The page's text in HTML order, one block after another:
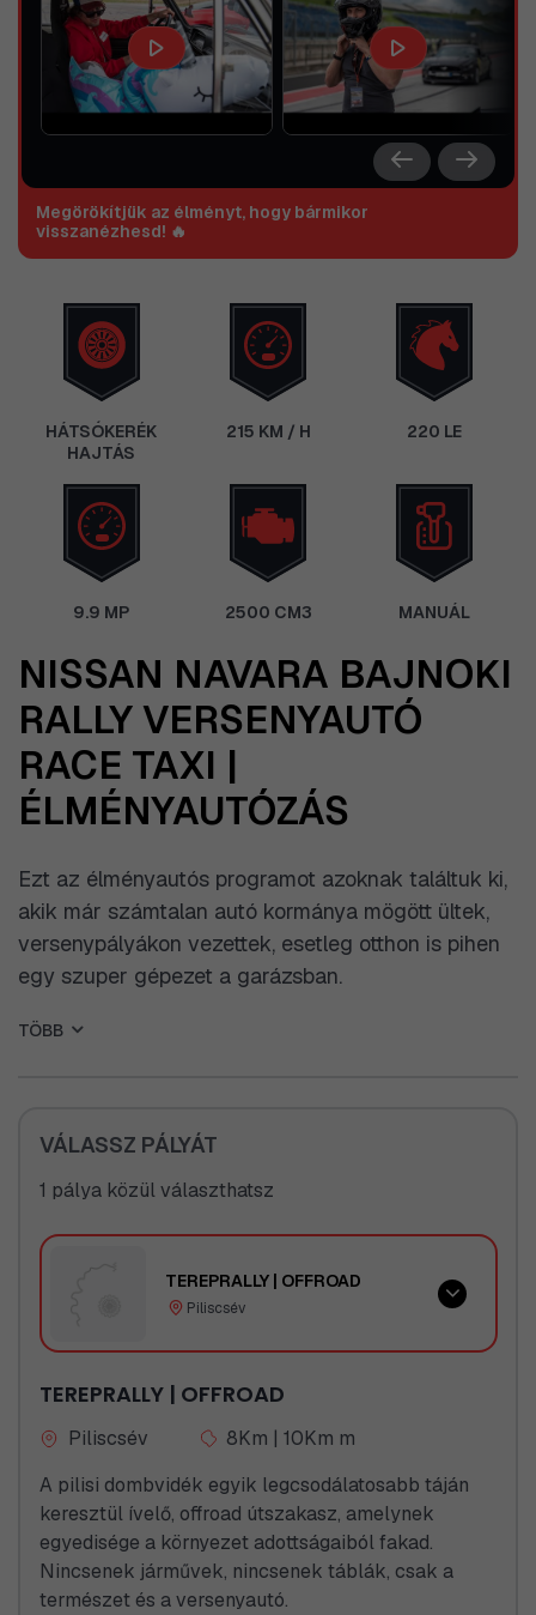
Megörökítjük az élményt, hogy bármikor
visszanézhesd! 🔥
HÁTSÓKERÉK
HAJTÁS
215 KM / H 220 LE
9.9 MP 2500 CM3 MANUÁL
NISSAN NAVARA BAJNOKI
RALLY VERSENYAUTÓ
RACE TAXI |
ÉLMÉNYAUTÓZÁS
Ezt az élményautós programot azoknak találtuk ki,
akik már számtalan autó kormánya mögött ültek,
versenypályákon vezettek, esetleg otthon is pihen
egy szuper gépezet a garázsban.
benzinvérű ismert, tökéletes programot talált ki a
Azon kívül, hogy az első magyar dakaros volt és
álmodta meg valamint a program útszakaszait is
gondosan összeállította a mi Imink. Mindezt
pontosan azért, hogy a bátor jelöltek, akik
bemerészkednek mellé a jobb egybe, remegő
lábakkal, fülig érő szájjal és persze felejthetetlen
járgányából.
Hegyvidék+Versenyautó+Dagonya = 100%
TÖBB
VÁLASSZ PÁLYÁT
1 pálya közül választhatsz
TEREPRALLY | OFFROAD
Piliscsév
TEREPRALLY | OFFROAD
Piliscsév
8Km | 10Km m
A pilisi dombvidék egyik legcsodálatosabb táján
keresztül ívelő, offroad útszakasz, amelynek
egyedisége a környezet adottságaiból fakad.
Nincsenek járművek, nincsenek táblák, csak a
természet és a versenyautó.